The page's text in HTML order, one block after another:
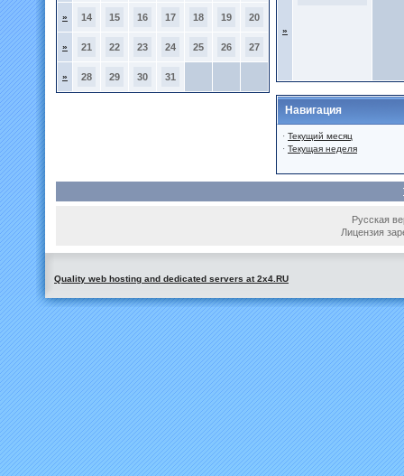
» 14 15 16 17 18 19 20
» 21 22 23 24 25 26 27
» 28 29 30 31
»
Навигация
· Текущий месяц
· Текущая неделя
Русская
Лицензия
Quality web hosting and dedicated servers at 2x4.RU